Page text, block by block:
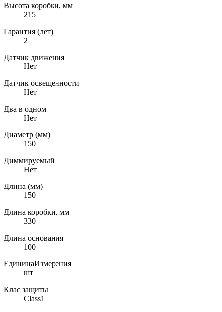
Высота коробки, мм
215
Гарантия (лет)
2
Датчик движения
Нет
Датчик освещенности
Нет
Два в одном
Нет
Диаметр (мм)
150
Диммируемый
Нет
Длина (мм)
150
Длина коробки, мм
330
Длина основания
100
ЕдиницаИзмерения
шт
Клас защиты
Class1